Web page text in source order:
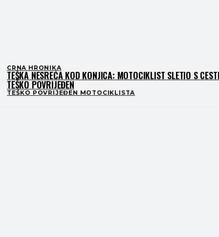
CRNA HRONIKA
TEŠKA NESREĆA KOD KONJICA: MOTOCIKLIST SLETIO S
TEŠKO POVRIJEĐEN
TEŠKO POVRIJEĐEN MOTOCIKLISTA